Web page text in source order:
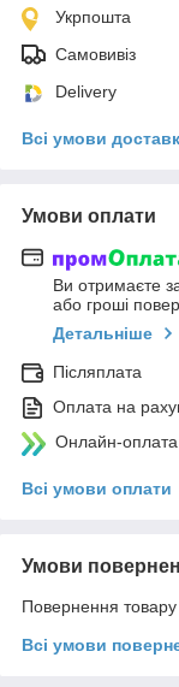
Укрпошта
Самовивіз
Delivery
Всі умови
Умови оплати
Ви отримаєте
або гроші
Детальніше
Післяплата
Оплата на
Онлайн-
Всі умови оплати
Умови
Повернення
Всі умови